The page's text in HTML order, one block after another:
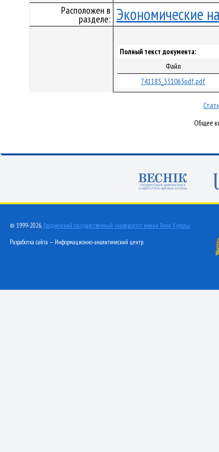
Расположен в
разделе: Экономические
Полный текст документа:
Файл
741185_331065pdf.pdf
Общее
© 1999-2026, Гродненский государственный университет имени Янки Купалы
Разработка сайта — Информационно-аналитический центр